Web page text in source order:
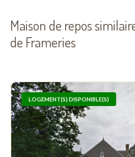
Maison de repos
de Frameries
LOGEMENT(S) DISPONIBLE(S)